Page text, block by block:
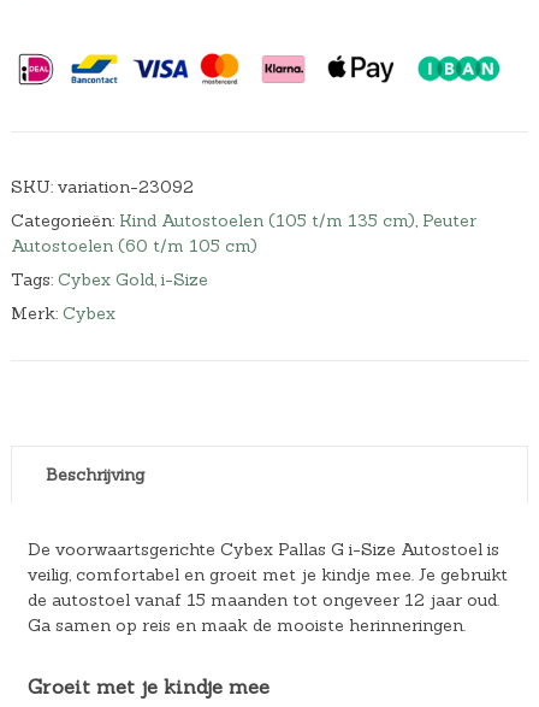
SKU: variation-23092
Categorieën: Kind Autostoelen (105 t/m 135 cm), Peuter
Autostoelen (60 t/m 105 cm)
Tags: Cybex Gold, i-Size
Merk: Cybex
Beschrijving
De voorwaartsgerichte Cybex Pallas G i-Size Autostoel is
veilig, comfortabel en groeit met je kindje mee. Je gebruikt
de autostoel vanaf 15 maanden tot ongeveer 12 jaar oud.
Ga samen op reis en maak de mooiste herinneringen.
Groeit met je kindje mee